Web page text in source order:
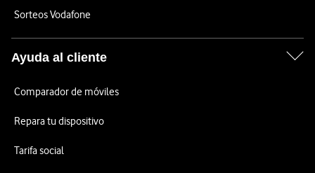
Sorteos Vodafone
Ayuda al cliente
Comparador de móviles
Repara tu dispositivo
Tarifa social